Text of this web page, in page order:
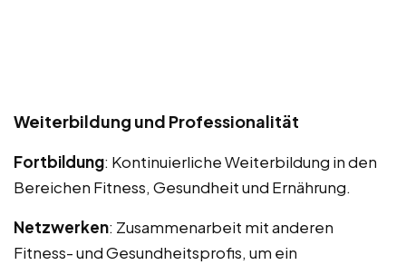
Weiterbildung und Professionalität
Fortbildung: Kontinuierliche Weiterbildung in den
Bereichen Fitness, Gesundheit und Ernährung.
Netzwerken: Zusammenarbeit mit anderen
Fitness- und Gesundheitsprofis, um ein